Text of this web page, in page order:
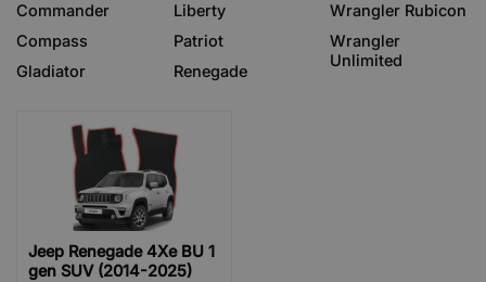
Commander
Compass
Gladiator
Liberty
Patriot
Renegade
Wrangler Rubicon
Wrangler
Unlimited
Jeep Renegade 4Xe BU 1
gen SUV (2014-2025)